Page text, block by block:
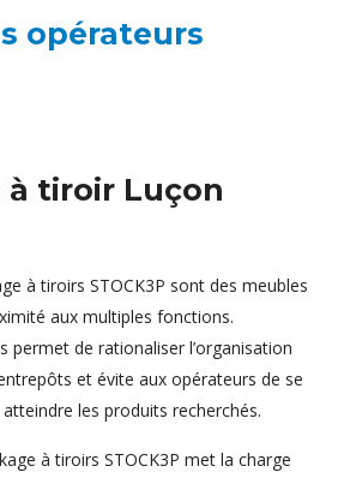
opérateurs
à tiroir Luçon
à tiroirs STOCK3P sont des meubles
aux multiples fonctions.
permet de rationaliser l’organisation
et évite aux opérateurs de se
les produits recherchés.
à tiroirs STOCK3P met la charge